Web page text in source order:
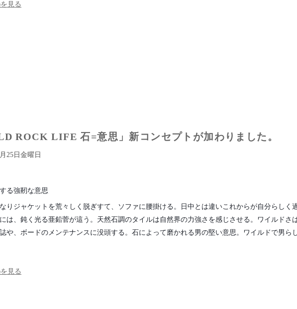
見る
ROCK LIFE 石=意思」新コンセプトが加わりました。
25日金曜日
る強靭な意思
りジャケットを荒々しく脱ぎすて、ソファに腰掛ける。日中とは違いこれからが自分らしく
は、鈍く光る亜鉛菅が這う。天然石調のタイルは自然界の力強さを感じさせる。ワイルドさ
や、ボードのメンテナンスに没頭する。石によって磨かれる男の堅い意思。ワイルドで男ら
見る